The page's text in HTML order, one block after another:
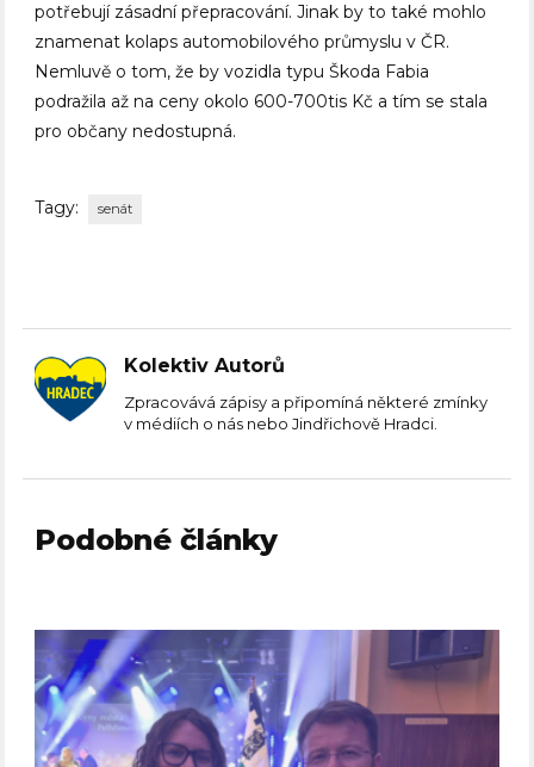
potřebují zásadní přepracování. Jinak by to také mohlo
znamenat kolaps automobilového průmyslu v ČR.
Nemluvě o tom, že by vozidla typu Škoda Fabia
podražila až na ceny okolo 600-700tis Kč a tím se stala
pro občany nedostupná.
Tagy: senát
Kolektiv Autorů
Zpracovává zápisy a připomíná některé zmínky
v médiích o nás nebo Jindřichově Hradci.
Podobné články